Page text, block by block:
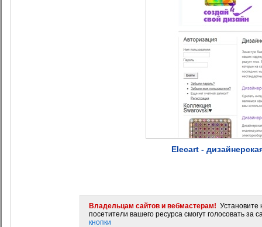
Elecart -
Владельцам сайтов и вебмастерам! Установите
посетители вашего ресурса смогут голосовать за
кнопки